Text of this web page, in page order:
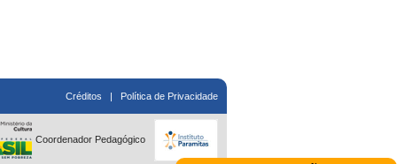
Créditos | Política de Privacidade
Coordenador Pedagógico